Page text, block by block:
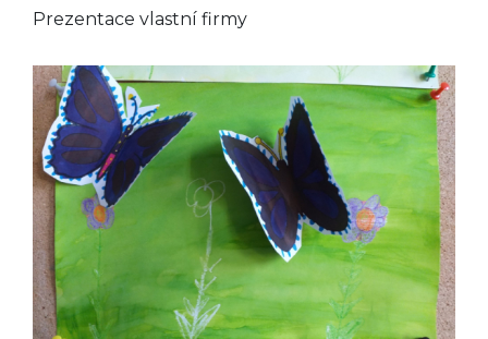
Prezentace vlastní firmy